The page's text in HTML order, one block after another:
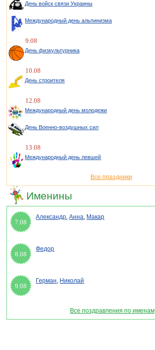
День войск связи Украины
Международный день альпинизма
9.08
День физкультурника
10.08
День строителя
12.08
Международный день молодежи
День Военно-воздушных сил
13.08
Международный день левшей
Все праздники
Именины
7.08
Александр,Анна, Макар
8.08
Федор
9.08
Герман, Николай
Все поздравления по именам